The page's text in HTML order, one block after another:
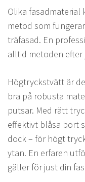
Olika fasadmaterial
metod som
träfasad. En
alltid metoden efter
Högtryckstvätt är
bra på robusta
putsar. Med rätt
effektivt blåsa bort
dock – för högt
ytan. En erfaren
gäller för just din